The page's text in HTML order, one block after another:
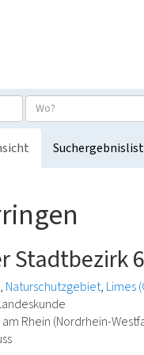
Stadtbezirk
Naturschutzgebiet Limes
Rhein (Nordrhein-